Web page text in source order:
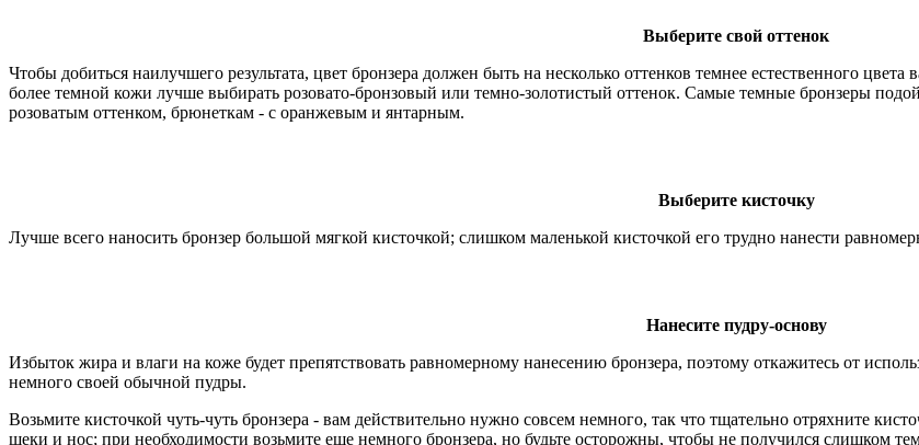
Выберите свой оттенок
Чтобы добиться наилучшего результата, цвет бронзера должен быть на несколько оттенков темнее естественного
более темной кожи лучше выбирать розовато-бронзовый или темно-золотистый оттенок. Самые темные бронзеры
розоватым оттенком, брюнеткам - с оранжевым и янтарным.
Выберите кисточку
Лучше всего наносить бронзер большой мягкой кисточкой; слишком маленькой кисточкой его трудно нанести
Нанесите пудру-основу
Избыток жира и влаги на коже будет препятствовать равномерному нанесению бронзера, поэтому откажитесь от
немного своей обычной пудры.
Возьмите кисточкой чуть-чуть бронзера - вам действительно нужно совсем немного, так что тщательно отряхните
щеки и нос; при необходимости возьмите еще немного бронзера, но будьте осторожны, чтобы не получился слишком